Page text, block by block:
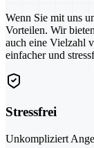
Wenn Sie mit uns
Vorteilen. Wir
auch eine Vielzahl
einfacher und
Stressfrei
Unkompliziert